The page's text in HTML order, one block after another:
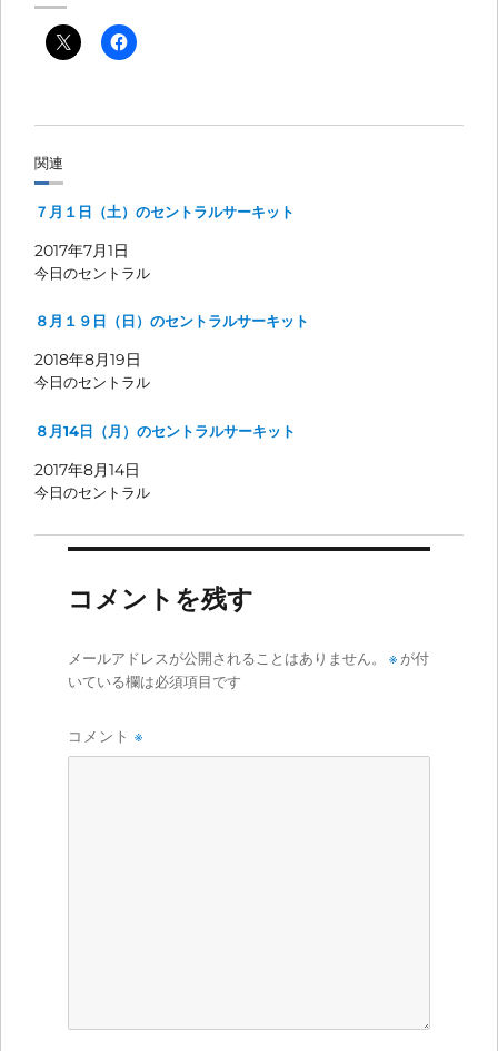
関連
７月１日（土）のセントラルサーキット
2017年7月1日
今日のセントラル
８月１９日（日）のセントラルサーキット
2018年8月19日
今日のセントラル
８月14日（月）のセントラルサーキット
2017年8月14日
今日のセントラル
コメントを残す
メールアドレスが公開されることはありません。 ※が付
いている欄は必須項目です
コメント ※